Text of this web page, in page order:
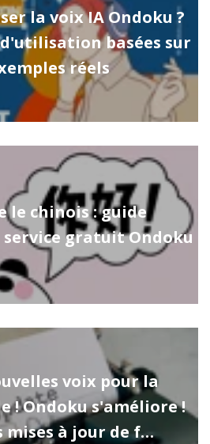
la voix IA Ondoku ?
basées sur
réels
le chinois : guide
gratuit Ondoku
voix pour la
! Ondoku s'améliore !
mises à jour de f…